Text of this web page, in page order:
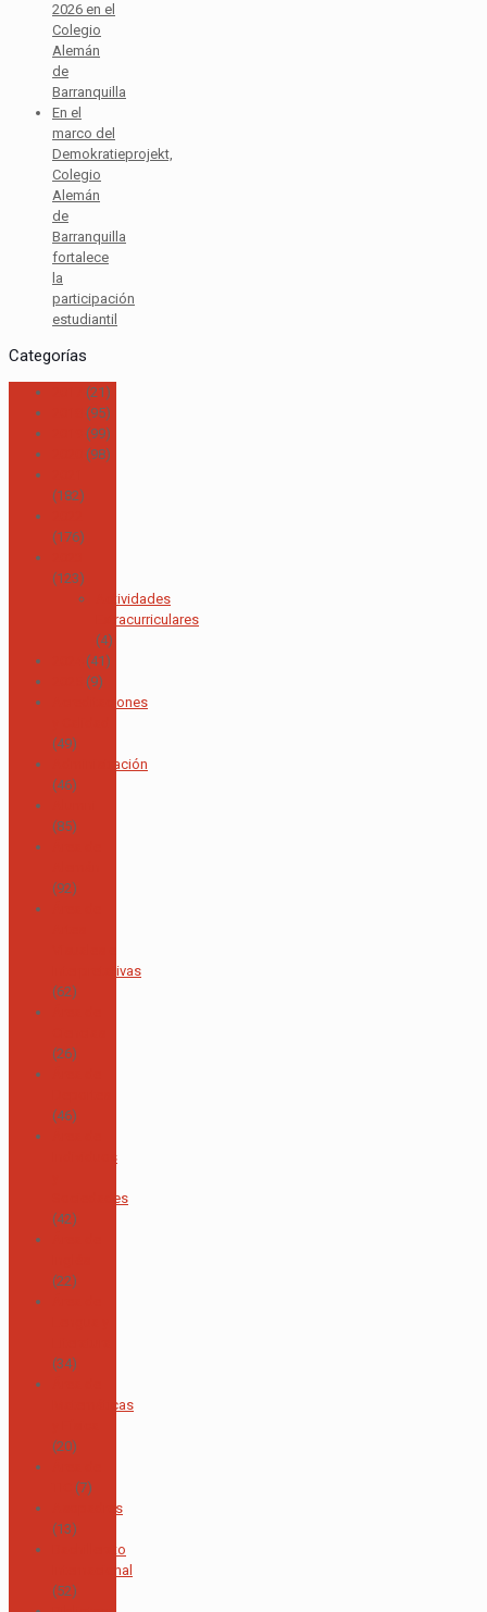
2026 en el
Colegio
Alemán
de
Barranquilla
En el
marco del
Demokratieprojekt,
Colegio
Alemán
de
Barranquilla
fortalece
la
participación
estudiantil
Categorías
(21)
(95)
(99)
(98)
(182)
(176)
(123)
Actividades
Extracurriculares
(4)
(41)
(9)
Acreditaciones
(49)
Administración
(46)
(85)
(92)
Interpretativas
(62)
(26)
(46)
Individuos
Sociedades
(42)
(22)
(34)
Matemáticas
(20)
(7)
Asopadres
(13)
Bachillerato
Internacional
(52)